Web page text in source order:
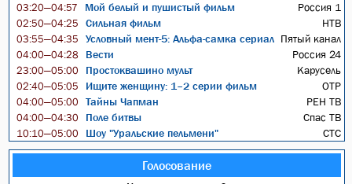
03:20—04:57 Мой белый и пушистый фильм Россия 1
02:50—04:25 Сильная фильм НТВ
03:55—04:35 Условный мент-5: Альфа-самка сериал Пятый канал
04:00—04:28 Вести Россия 24
23:00—05:00 Простоквашино мульт Карусель
02:40—05:05 Ищите женщину: 1–2 серии фильм ОТР
04:00—05:00 Тайны Чапман РЕН ТВ
04:00—04:30 Поле битвы Спас ТВ
10:10—05:00 Шоу "Уральские пельмени" СТС
Голосование